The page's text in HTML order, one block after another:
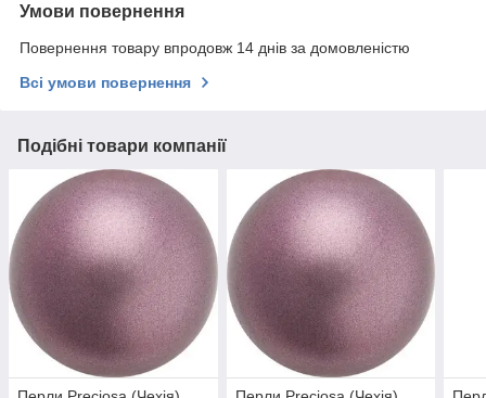
Умови повернення
Повернення товару впродовж 14 днів за домовленістю
Всі умови повернення
Подібні товари компанії